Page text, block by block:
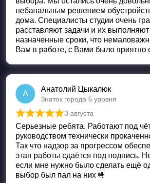
небанальным решением
дома. Специалисты студии очень
расставляют задачи и их выполняют
назначенные сроки, что
Вам в работе, с Вами было приятно
А
Анатолий Цыкалюк
Знаток города 5 уровня
Оценка 5из 5
3 августа
Серьезные ребята. Работают под
руководством технически
Так что надзор за прогрессом
этап работы сдаётся под подпись.
если мне нужно было сделать ещё
выбор был пал на них 🤟